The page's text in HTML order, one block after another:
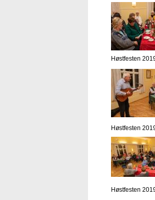
Høstfesten
Høstfesten
Høstfesten